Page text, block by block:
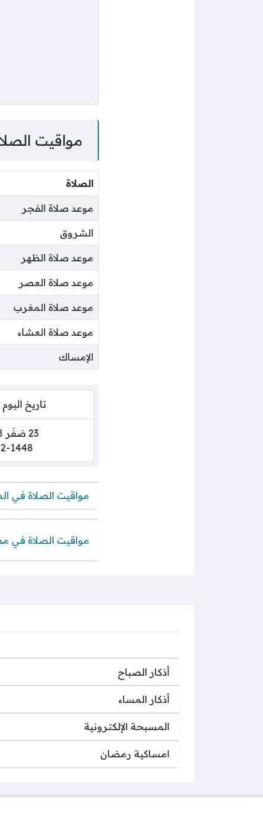
مواقيت
الصلاة
موعد صلاة الفجر
الشروق
موعد صلاة الظهر
موعد صلاة العصر
موعد صلاة المغرب
موعد صلاة العشاء
الإمساك
تاريخ
23 صَفَر 1448
1448
مواقيت الصلاة في
مواقيت الصلاة في
أذكار الصباح
أذكار المساء
المسبحة الإلكترونية
امساكية رمضان